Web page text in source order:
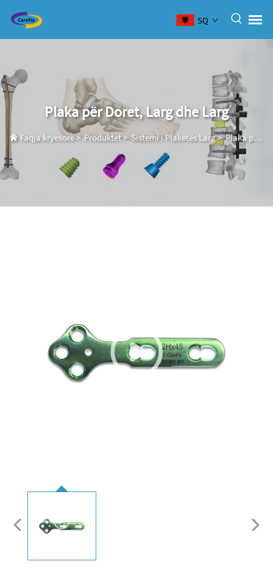
SQ
Plaka për Doret, Larg dhe Larg
Faqja kryesore>Produktet> Sistemi i Plaketës Larg>Plaka për Doret, Larg dhe Larg